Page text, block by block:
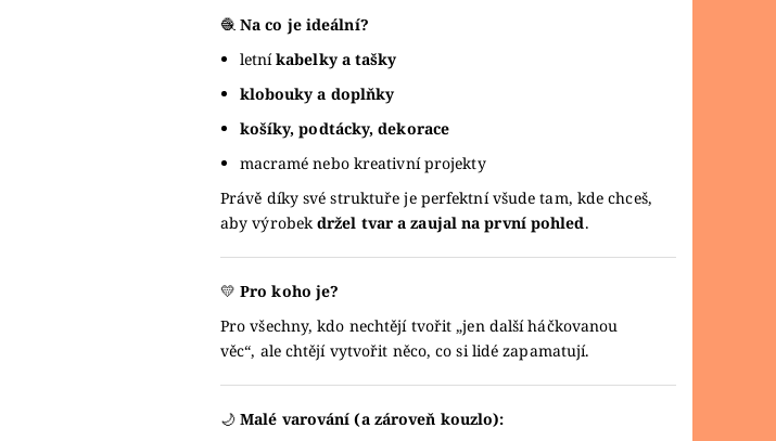
🧶Na co je ideální?
letníkabelky a tašky
klobouky a doplňky
košíky, podtácky, dekorace
macramé nebo kreativní projekty
Právě díky své struktuře je perfektní všude tam, kde chceš,
aby výrobekdržel tvar a zaujal na první pohled.
💛Pro koho je?
Pro všechny, kdo nechtějí tvořit „jen další háčkovanou
věc“, ale chtějí vytvořit něco, co si lidé zapamatují.
🌙Malé varování (a zároveň kouzlo):